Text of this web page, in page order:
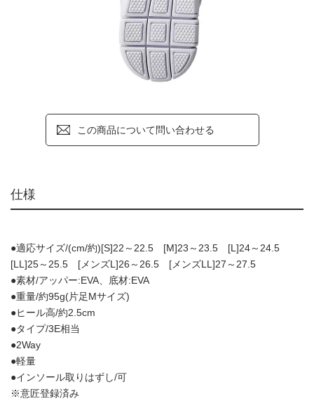
この商品について問い合わせる
仕様
●適応サイズ/(cm/約)[S]22～22.5 [M]23～23.5 [L]24～24.5
[LL]25～25.5 [メンズL]26～26.5 [メンズLL]27～27.5
●素材/アッパー:EVA、底材:EVA
●重量/約95g(片足Mサイズ)
●ヒール高/約2.5cm
●タイプ/3E相当
●2Way
●軽量
●インソール取りはずし/可
※意匠登録済み